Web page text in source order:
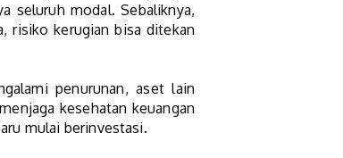
seluruh modal. Sebaliknya,
risiko kerugian bisa ditekan
penurunan, aset lain
kesehatan keuangan
mulai berinvestasi.